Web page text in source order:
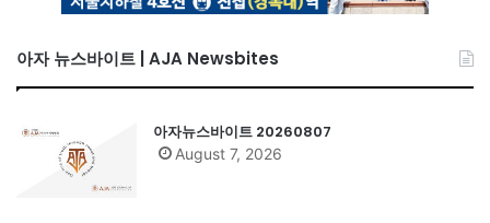
아자 뉴스바이트 | AJA Newsbites
아자뉴스바이트 20260807
August 7, 2026